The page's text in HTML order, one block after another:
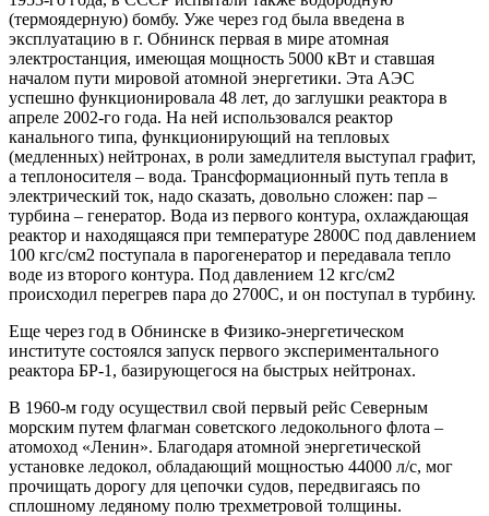
(термоядерную) бомбу. Уже через год была введена в
эксплуатацию в г. Обнинск первая в мире атомная
электростанция, имеющая мощность 5000 кВт и ставшая
началом пути мировой атомной энергетики. Эта АЭС
успешно функционировала 48 лет, до заглушки реактора в
апреле 2002-го года. На ней использовался реактор
канального типа, функционирующий на тепловых
(медленных) нейтронах, в роли замедлителя выступал графит,
а теплоносителя – вода. Трансформационный путь тепла в
электрический ток, надо сказать, довольно сложен: пар –
турбина – генератор. Вода из первого контура, охлаждающая
реактор и находящаяся при температуре 2800С под давлением
100 кгс/см2 поступала в парогенератор и передавала тепло
воде из второго контура. Под давлением 12 кгс/см2
происходил перегрев пара до 2700С, и он поступал в турбину.
Еще через год в Обнинске в Физико-энергетическом
институте состоялся запуск первого экспериментального
реактора БР-1, базирующегося на быстрых нейтронах.
В 1960-м году осуществил свой первый рейс Северным
морским путем флагман советского ледокольного флота –
атомоход «Ленин». Благодаря атомной энергетической
установке ледокол, обладающий мощностью 44000 л/с, мог
прочищать дорогу для цепочки судов, передвигаясь по
сплошному ледяному полю трехметровой толщины.